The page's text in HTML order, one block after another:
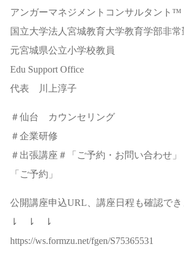
アンガーマネジメントコンサルタント™
国立大学法人宮城教育大学教育学部非常
元宮城県公立小学校教員
Edu Support Office
代表 川上淳子
＃仙台 カウンセリング
＃企業研修
＃出張講座＃「ご予約・お問い合わせ
「ご予約」
公開講座申込URL、講座日程も確認でき
⇂ ⇂ ⇂
https://ws.formzu.net/fgen/S75365531